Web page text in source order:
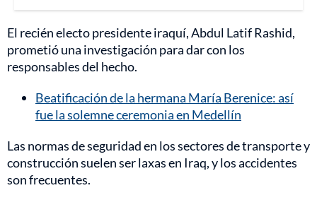
El recién electo presidente iraquí, Abdul Latif Rashid,
prometió una investigación para dar con los
responsables del hecho.
Beatificación de la hermana María Berenice: así
fue la solemne ceremonia en Medellín
Las normas de seguridad en los sectores de transporte y
construcción suelen ser laxas en Iraq, y los accidentes
son frecuentes.